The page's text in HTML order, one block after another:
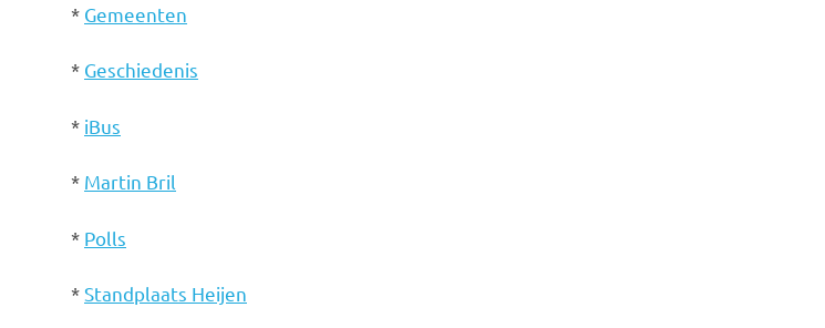
* Gemeenten
* Geschiedenis
* iBus
* Martin Bril
* Polls
*Standplaats Heijen